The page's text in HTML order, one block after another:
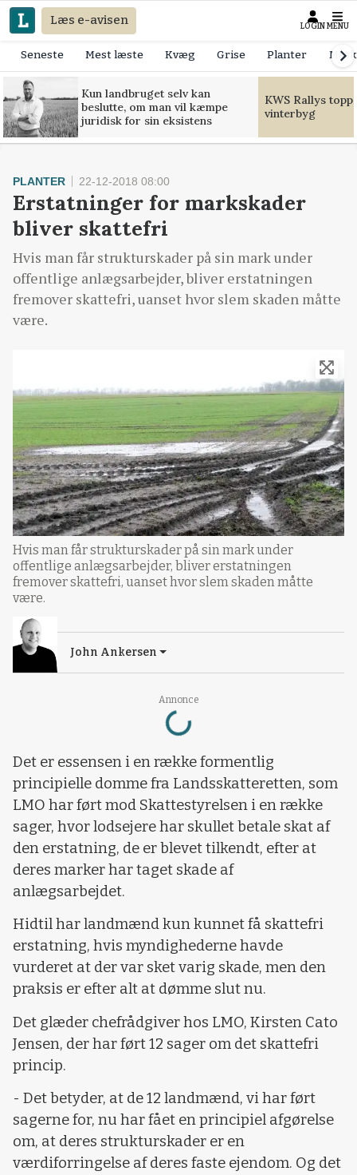
Læs e-avisen LOGIN MENU
Seneste Mest læste Kvæg Grise Planter
Kun landbruget selv kan
beslutte, om man vil kæmpe
juridisk for sin eksistens
KWS Rallys
vinterbyg
Annonce
Loading...
PLANTER 22-12-2018 08:00
Erstatninger for markskader
bliver skattefri
Hvis man får strukturskader på sin mark under
offentlige anlægsarbejder, bliver erstatningen
fremover skattefri, uanset hvor slem skaden måtte
være.
Hvis man får strukturskader på sin mark under
offentlige anlægsarbejder, bliver erstatningen
fremover skattefri, uanset hvor slem skaden måtte
være.
John Ankersen
Det er essensen i en række formentlig
principielle domme fra Landsskatteretten, som
LMO har ført mod Skattestyrelsen i en række
sager, hvor lodsejere har skullet betale skat af
den erstatning, de er blevet tilkendt, efter at
deres marker har taget skade af
anlægsarbejdet.
Hidtil har landmænd kun kunnet få skattefri
erstatning, hvis myndighederne havde
vurderet at der var sket varig skade, men den
praksis er efter alt at dømme slut nu.
Det glæder chefrådgiver hos LMO, Kirsten Cato
Jensen, der har ført 12 sager om det skattefri
princip.
- Det betyder, at de 12 landmænd, vi har ført
sagerne for, nu har fået en principiel afgørelse
om, at deres strukturskader er en
værdiforringelse af deres faste ejendom. Og det